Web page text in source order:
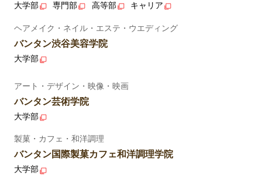
大学部 専門部 高等部 キャリア
ヘアメイク・ネイル・エステ・ウエディング
バンタン渋谷美容学院
大学部
アート・デザイン・映像・映画
バンタン芸術学院
大学部
製菓・カフェ・和洋調理
バンタン国際製菓カフェ和洋調理学院
大学部